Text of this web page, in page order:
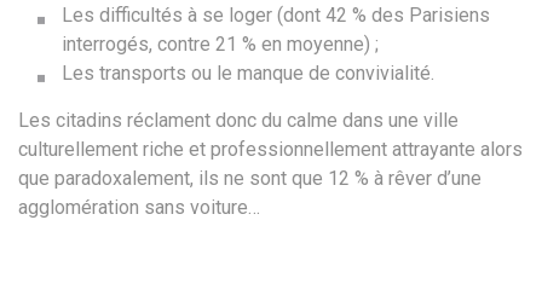
Les difficultés à se loger (dont 42 % des Parisiens
interrogés, contre 21 % en moyenne) ;
Les transports ou le manque de convivialité.
Les citadins réclament donc du calme dans une ville
culturellement riche et professionnellement attrayante alors
que paradoxalement, ils ne sont que 12 % à rêver d’une
agglomération sans voiture…